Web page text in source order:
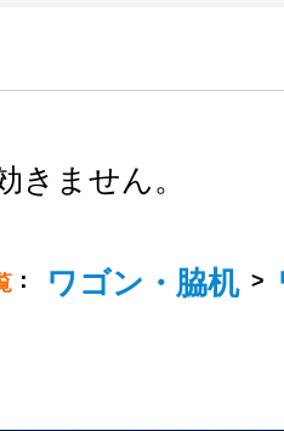
ません。
： ワゴン・脇机 >